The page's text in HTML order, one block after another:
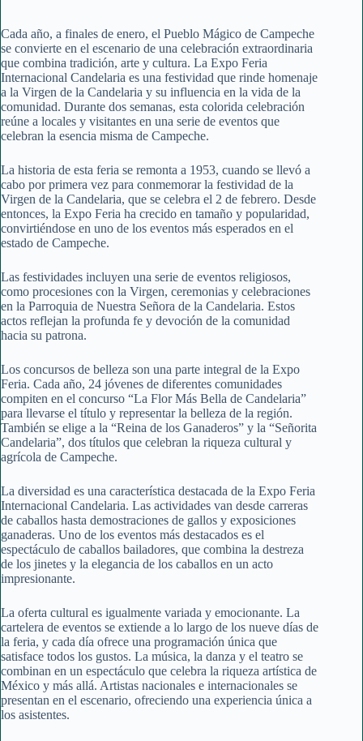
Cada año, a finales de enero, el Pueblo Mágico de Campeche
se convierte en el escenario de una celebración extraordinaria
que combina tradición, arte y cultura. La Expo Feria
Internacional Candelaria es una festividad que rinde homenaje
a la Virgen de la Candelaria y su influencia en la vida de la
comunidad. Durante dos semanas, esta colorida celebración
reúne a locales y visitantes en una serie de eventos que
celebran la esencia misma de Campeche.
La historia de esta feria se remonta a 1953, cuando se llevó a
cabo por primera vez para conmemorar la festividad de la
Virgen de la Candelaria, que se celebra el 2 de febrero. Desde
entonces, la Expo Feria ha crecido en tamaño y popularidad,
convirtiéndose en uno de los eventos más esperados en el
estado de Campeche.
Las festividades incluyen una serie de eventos religiosos,
como procesiones con la Virgen, ceremonias y celebraciones
en la Parroquia de Nuestra Señora de la Candelaria. Estos
actos reflejan la profunda fe y devoción de la comunidad
hacia su patrona.
Los concursos de belleza son una parte integral de la Expo
Feria. Cada año, 24 jóvenes de diferentes comunidades
compiten en el concurso “La Flor Más Bella de Candelaria”
para llevarse el título y representar la belleza de la región.
También se elige a la “Reina de los Ganaderos” y la “Señorita
Candelaria”, dos títulos que celebran la riqueza cultural y
agrícola de Campeche.
La diversidad es una característica destacada de la Expo Feria
Internacional Candelaria. Las actividades van desde carreras
de caballos hasta demostraciones de gallos y exposiciones
ganaderas. Uno de los eventos más destacados es el
espectáculo de caballos bailadores, que combina la destreza
de los jinetes y la elegancia de los caballos en un acto
impresionante.
La oferta cultural es igualmente variada y emocionante. La
cartelera de eventos se extiende a lo largo de los nueve días de
la feria, y cada día ofrece una programación única que
satisface todos los gustos. La música, la danza y el teatro se
combinan en un espectáculo que celebra la riqueza artística de
México y más allá. Artistas nacionales e internacionales se
presentan en el escenario, ofreciendo una experiencia única a
los asistentes.